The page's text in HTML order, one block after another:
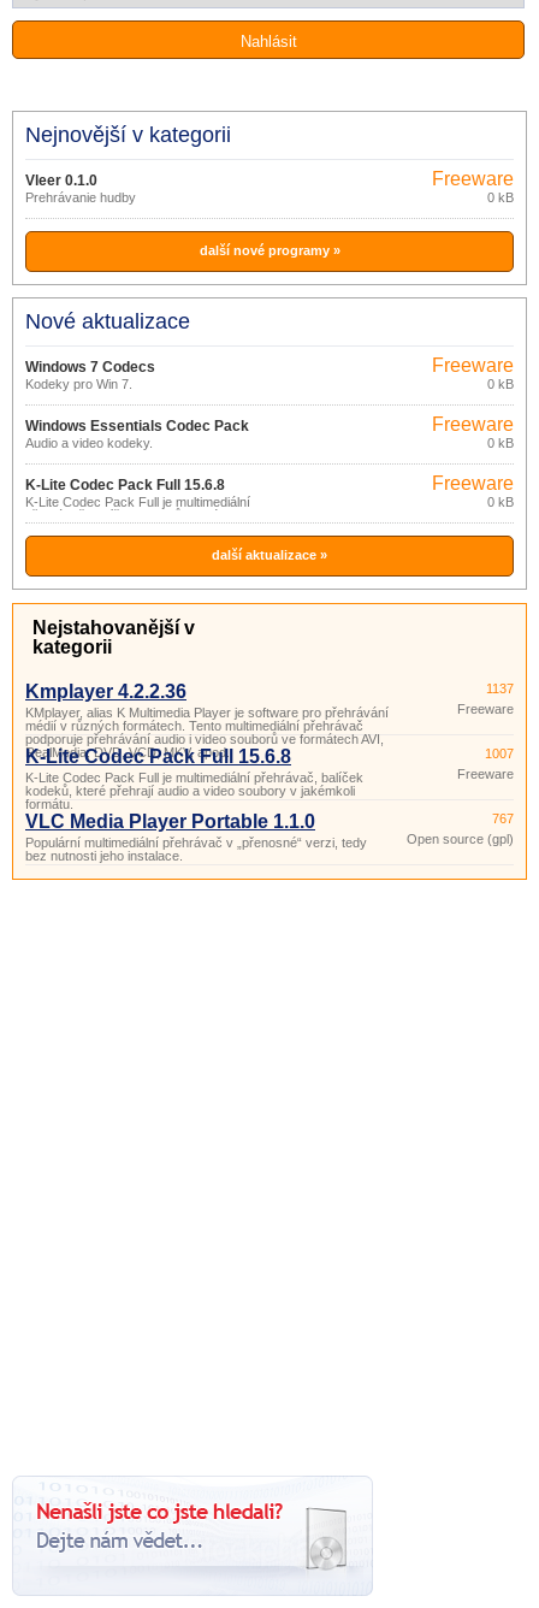
Nejnovější v kategorii
Vleer 0.1.0
Prehrávanie hudby
Freeware
0 kB
další nové programy »
Nové aktualizace
Windows 7 Codecs
Kodeky pro Win 7.
Freeware
0 kB
Windows Essentials Codec Pack
4.5
Audio a video kodeky.
Freeware
0 kB
K-Lite Codec Pack Full 15.6.8
K-Lite Codec Pack Full je multimediální
přehrávač, balíček kodeků, které
přehrají audio a video soubory v
jakémkoli formátu.
Freeware
0 kB
další aktualizace »
Nejstahovanější v
kategorii
Kmplayer 4.2.2.36
KMplayer, alias K Multimedia Player je software pro přehrávání
médií v různých formátech. Tento multimediální přehrávač
podporuje přehrávání audio i video souborů ve formátech AVI,
RealMedia, DVD, VCD, MKV, apod.
1137
Freeware
K-Lite Codec Pack Full 15.6.8
K-Lite Codec Pack Full je multimediální přehrávač, balíček
kodeků, které přehrají audio a video soubory v jakémkoli
formátu.
1007
Freeware
VLC Media Player Portable 1.1.0
Populární multimediální přehrávač v „přenosné“ verzi, tedy
bez nutnosti jeho instalace.
767
Open source (gpl)